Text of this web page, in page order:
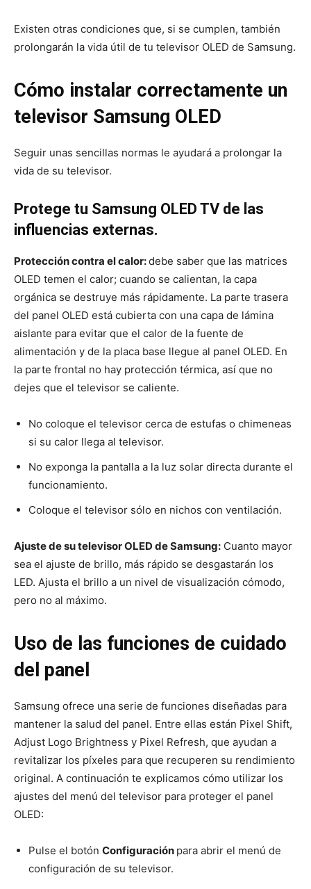
Existen otras condiciones que, si se cumplen, también
prolongarán la vida útil de tu televisor OLED de Samsung.
Cómo instalar correctamente un
televisor Samsung OLED
Seguir unas sencillas normas le ayudará a prolongar la
vida de su televisor.
Protege tu Samsung OLED TV de las
influencias externas.
Protección contra el calor:debe saber que las matrices
OLED temen el calor; cuando se calientan, la capa
orgánica se destruye más rápidamente. La parte trasera
del panel OLED está cubierta con una capa de lámina
aislante para evitar que el calor de la fuente de
alimentación y de la placa base llegue al panel OLED. En
la parte frontal no hay protección térmica, así que no
dejes que el televisor se caliente.
No coloque el televisor cerca de estufas o chimeneas
si su calor llega al televisor.
No exponga la pantalla a la luz solar directa durante el
funcionamiento.
Coloque el televisor sólo en nichos con ventilación.
Ajuste de su televisor OLED de Samsung: Cuanto mayor
sea el ajuste de brillo, más rápido se desgastarán los
LED. Ajusta el brillo a un nivel de visualización cómodo,
pero no al máximo.
Uso de las funciones de cuidado
del panel
Samsung ofrece una serie de funciones diseñadas para
mantener la salud del panel. Entre ellas están Pixel Shift,
Adjust Logo Brightness y Pixel Refresh, que ayudan a
revitalizar los píxeles para que recuperen su rendimiento
original. A continuación te explicamos cómo utilizar los
ajustes del menú del televisor para proteger el panel
OLED:
Pulse el botón Configuración para abrir el menú de
configuración de su televisor.